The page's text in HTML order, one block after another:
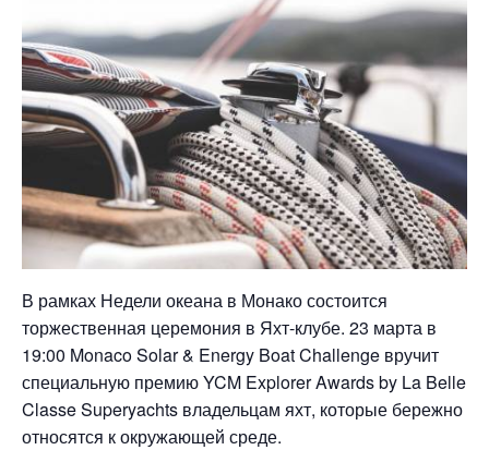
В рамках Недели океана в Монако состоится
торжественная церемония в Яхт-клубе. 23 марта в
19:00 Monaco Solar & Energy Boat Challenge вручит
специальную премию YCM Explorer Awards by La Belle
Classe Superyachts владельцам яхт, которые бережно
относятся к окружающей среде.